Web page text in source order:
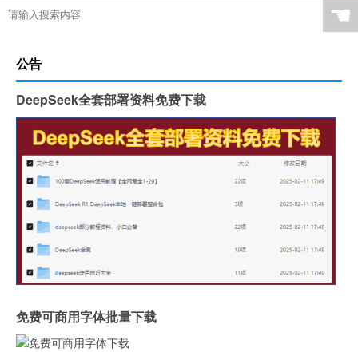
☚
公告
DeepSeek全套部署资料免费下载
免费可商用字体批量下载